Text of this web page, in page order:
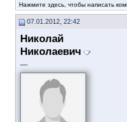
Нажмите здесь, чтобы написать
07.01.2012, 22:42
Николай
Николаевич